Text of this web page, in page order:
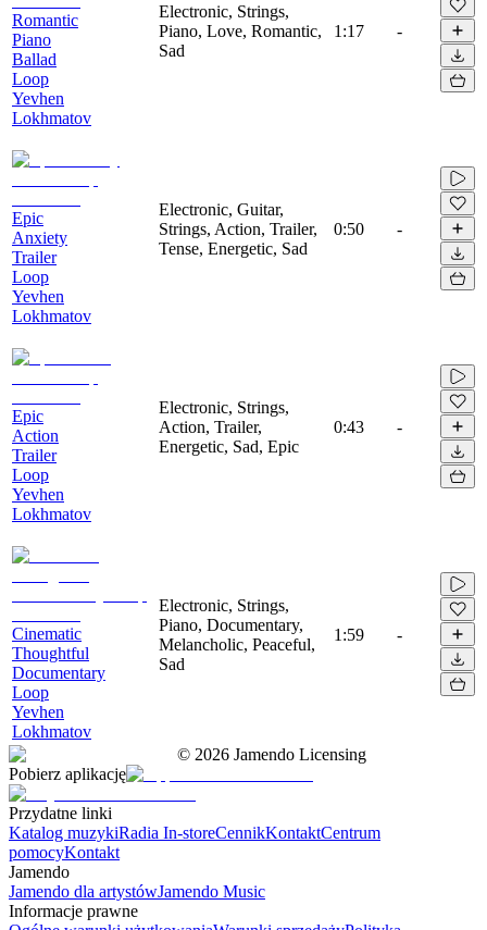
Romantic
Piano
Ballad
Loop
Yevhen
Lokhmatov
Electronic, Strings,
Piano, Love, Romantic,
Sad
1:17 -
Epic
Anxiety
Trailer
Loop
Yevhen
Lokhmatov
Electronic, Guitar,
Strings, Action, Trailer,
Tense, Energetic, Sad
0:50 -
Epic
Action
Trailer
Loop
Yevhen
Lokhmatov
Electronic, Strings,
Action, Trailer,
Energetic, Sad, Epic
0:43 -
Cinematic
Thoughtful
Documentary
Loop
Yevhen
Lokhmatov
Electronic, Strings,
Piano, Documentary,
Melancholic, Peaceful,
Sad
1:59 -
© 2026 Jamendo Licensing
Pobierz aplikację
Przydatne linki
Katalog muzykiRadia In-storeCennikKontaktCentrum
pomocyKontakt
Jamendo
Jamendo dla artystówJamendo Music
Informacje prawne